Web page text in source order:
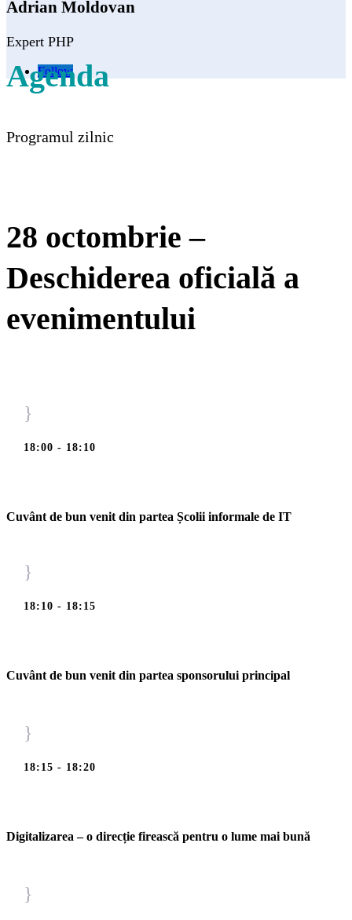
Adrian Moldovan
Expert PHP
Follow
Agenda
Programul zilnic
28 octombrie –
Deschiderea oficială a
evenimentului
}
18:00 - 18:10
Cuvânt de bun venit din partea Școlii informale de IT
}
18:10 - 18:15
Cuvânt de bun venit din partea sponsorului principal
}
18:15 - 18:20
Digitalizarea – o direcție firească pentru o lume mai bună
}